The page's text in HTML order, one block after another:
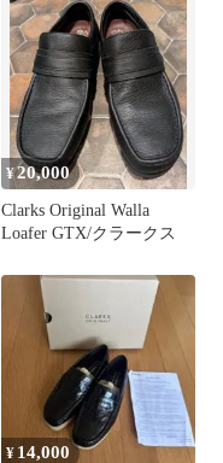
¥20,000
Clarks Original Walla
Loafer GTX/クラークス
¥ 14,000